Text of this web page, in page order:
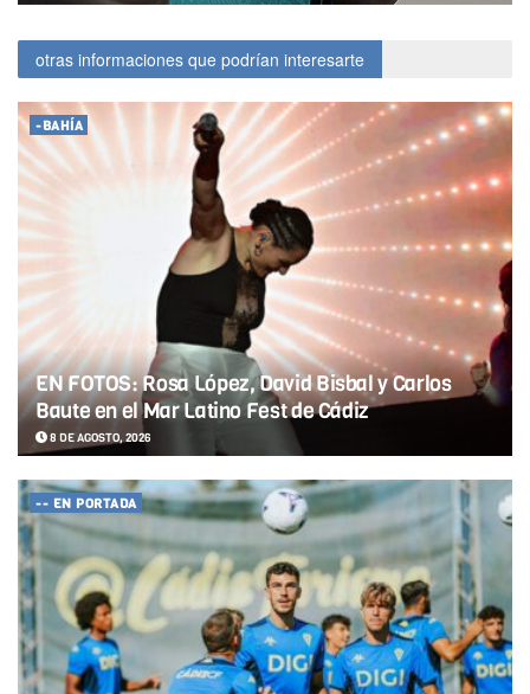
otras informaciones que podrían interesarte
-BAHÍA
EN FOTOS: Rosa López, David Bisbal y Carlos
Baute en el Mar Latino Fest de Cádiz
8 DE AGOSTO, 2026
-- EN PORTADA